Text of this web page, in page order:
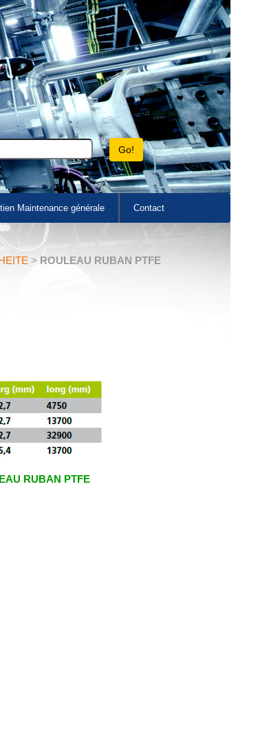
Maintenance générale Contact
> ROULEAU RUBAN PTFE
RUBAN PTFE